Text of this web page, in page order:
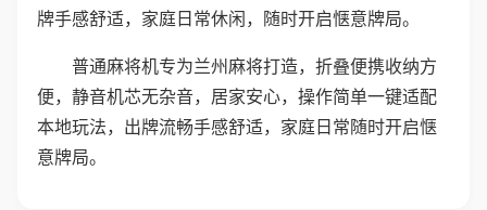
牌手感舒适，家庭日常休闲，随时开启惬意牌局。
普通麻将机专为兰州麻将打造，折叠便携收纳方
便，静音机芯无杂音，居家安心，操作简单一键适配
本地玩法，出牌流畅手感舒适，家庭日常随时开启惬
意牌局。